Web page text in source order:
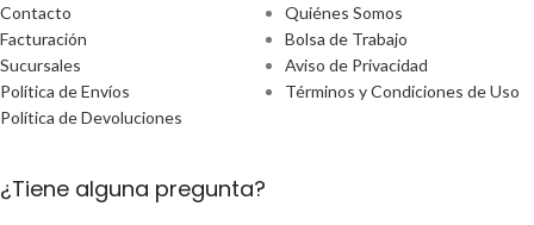
Contacto
Facturación
Sucursales
Política de Envíos
Política de Devoluciones
Quiénes Somos
Bolsa de Trabajo
Aviso de Privacidad
Términos y Condiciones de Uso
¿Tiene alguna pregunta?